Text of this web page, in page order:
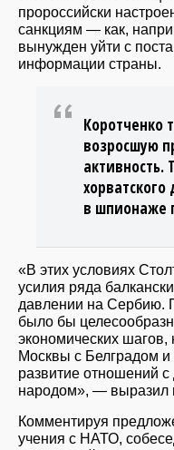
пророссийски
санкциям — как,
вынужден уйти с
информации страны.
Коротченко
возросшую
активность.
в шпионаже
«В этих условиях
усилия ряда
давлении на Сербию.
было бы
экономических
Москвы с Белградом и
развитие отношений
народом», — выразил
Комментируя
учения с НАТО,